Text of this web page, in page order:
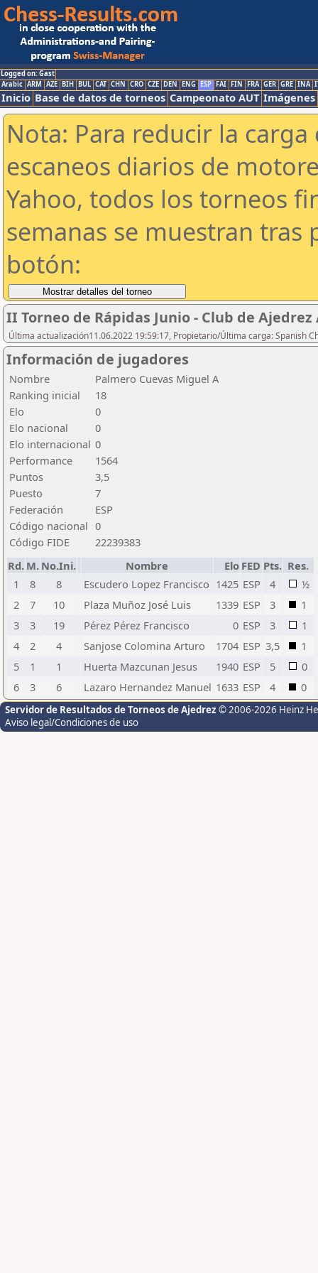
Logged on: Gast
Arabic ARM AZE BIH BUL CAT CHN CRO CZE DEN ENG ESP FAI FIN FRA GER GRE INA
Inicio Base de datos de torneos Campeonato AUT Imágenes
Nota: Para reducir la
escaneos diarios de
Yahoo, todos los torneos
semanas se muestran tras
botón:
II Torneo de Rápidas Junio - Club de
Última actualización11.06.2022 19:59:17, Propietario/Última carga: Spanish
Información de jugadores
Nombre
Palmero Cuevas Miguel A
Ranking inicial
18
Elo
0
Elo nacional
0
Elo internacional 0
Performance
1564
Puntos
3,5
Puesto
7
Federación
ESP
Código nacional 0
Código FIDE
22239383
Rd. M. No.Ini. Nombre Elo FED Pts. Res.
1
8 8 Escudero Lopez Francisco 1425 ESP 4
½
2
7 10 Plaza Muñoz José Luis 1339 ESP 3
1
3
3 19 Pérez Pérez Francisco 0 ESP 3
1
4
2 4 Sanjose Colomina Arturo 1704 ESP 3,5
1
5
1 1 Huerta Mazcunan Jesus 1940 ESP 5
0
6
3 6 Lazaro Hernandez Manuel 1633 ESP 4 0
Servidor de Resultados de Torneos de Ajedrez © 2006-2026 Heinz
Aviso legal/Condiciones de uso